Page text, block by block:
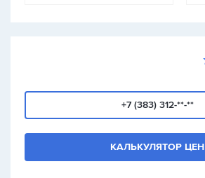
+7 (383) 312-**-**
КАЛЬКУЛЯТОР ЦЕН